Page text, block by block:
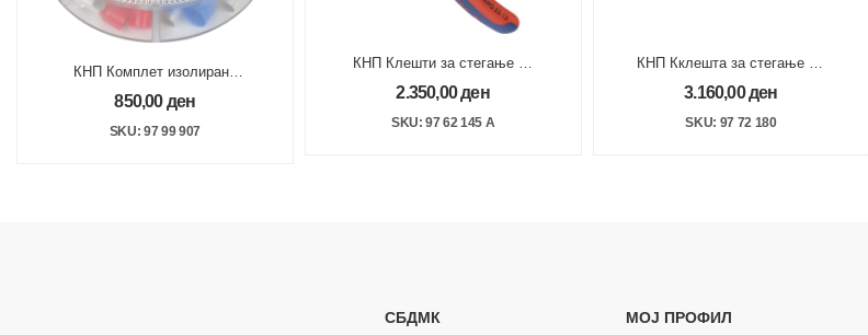
КНП Комплет изолирани
кабел папучи 4/6/10/16mm?
850,00ден
SKU: 97 99 907
КНП Клешти за стегање на
туљци 0.2 -2,5 mm
2.350,00ден
SKU: 97 62 145 A
КНП Кклешта за стегање на
туљци 0.25 -16 mm2
3.160,00ден
SKU: 97 72 180
СБДМК МОЈ ПРОФИЛ